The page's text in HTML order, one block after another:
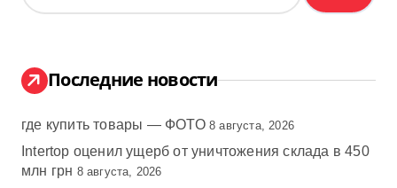
:
Последние новости
где купить товары — ФОТО 8 августа, 2026
Intertop оценил ущерб от уничтожения склада в 450
млн грн 8 августа, 2026